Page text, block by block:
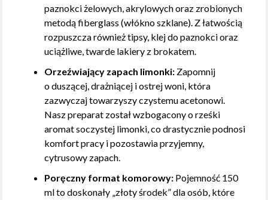
paznokci żelowych, akrylowych oraz zrobionych
metodą fiberglass (włókno szklane). Z łatwością
rozpuszcza również tipsy, klej do paznokci oraz
uciążliwe, twarde lakiery z brokatem.
Orzeźwiający zapach limonki: Zapomnij
o duszącej, drażniącej i ostrej woni, która
zazwyczaj towarzyszy czystemu acetonowi.
Nasz preparat został wzbogacony o rześki
aromat soczystej limonki, co drastycznie podnosi
komfort pracy i pozostawia przyjemny,
cytrusowy zapach.
Poręczny format komorowy: Pojemność 150
ml to doskonały „złoty środek” dla osób, które